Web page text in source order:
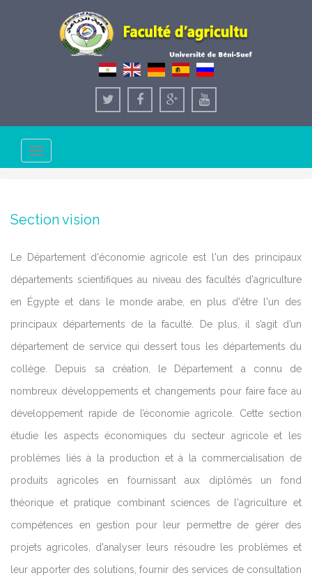
Toggle
navigation
Section vision
Le Département d'économie agricole est l'un des principaux
départements scientifiques au niveau des facultés d'agriculture
en Égypte et dans le monde arabe, en plus d'être l'un des
principaux départements de la faculté. De plus, il s’agit d’un
département de service qui dessert tous les départements du
collège. Depuis sa création, le Département a connu de
nombreux développements et changements pour faire face au
développement rapide de l’économie agricole. Cette section
étudie les aspects économiques du secteur agricole et les
problèmes liés à la production et à la commercialisation de
produits agricoles en fournissant aux diplômés un fond
théorique et pratique combinant sciences de l'agriculture et
compétences en gestion pour leur permettre de gérer des
projets agricoles, d'analyser leurs résoudre les problèmes et
leur apporter des solutions, fournir des services de consultation